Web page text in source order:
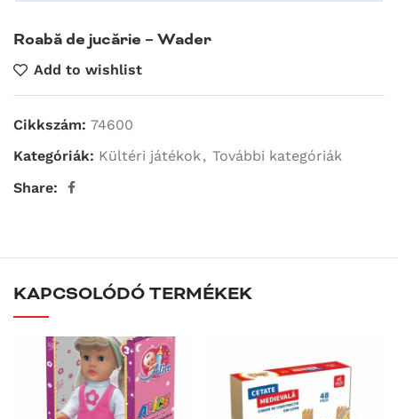
Roabă de jucărie – Wader
Add to wishlist
Cikkszám: 74600
Kategóriák: Kültéri játékok, További kategóriák
Share:
KAPCSOLÓDÓ TERMÉKEK